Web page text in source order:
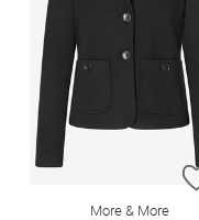
More & More